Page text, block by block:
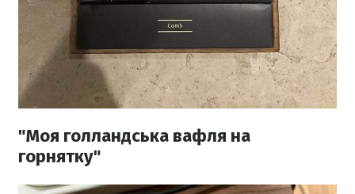
"Моя голландська вафля на
горнятку"